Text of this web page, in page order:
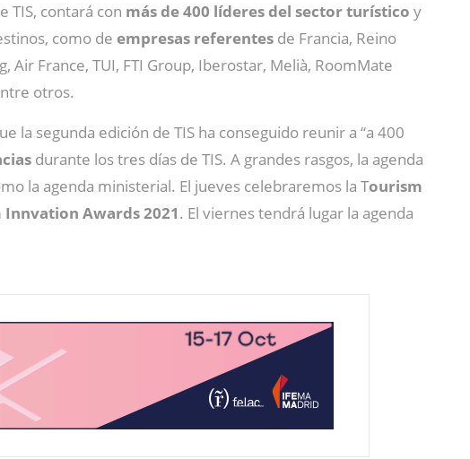
TIS, contará con más de 400 líderes del sector turístico y
como de empresas referentes de Francia, Reino
Air France, TUI, FTI Group, Iberostar, Melià, RoomMate
otros.
la segunda edición de TIS ha conseguido reunir a “a 400
durante los tres días de TIS. A grandes rasgos, la agenda
la agenda ministerial. El jueves celebraremos la Tourism
Awards 2021. El viernes tendrá lugar la agenda